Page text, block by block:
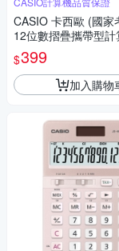
CASIO 卡西歐 (國家
12位數摺疊攜帶型計
$399
加入購物